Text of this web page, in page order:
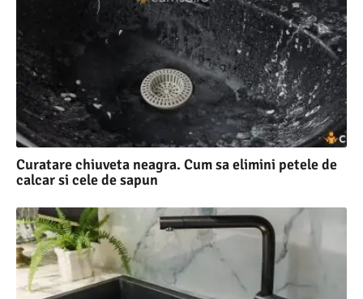
Curatare chiuveta neagra. Cum sa elimini petele de
calcar si cele de sapun